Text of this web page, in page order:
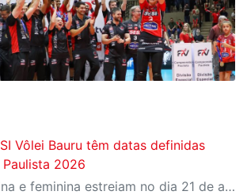
Vôlei Bauru têm datas definidas
2026
Equipes masculina e feminina estreiam no dia 21 de agosto, sexta-feira